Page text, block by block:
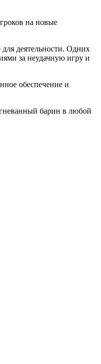
на новые
деятельности. Одних
за неудачную игру и
обеспечение и
барин в любой